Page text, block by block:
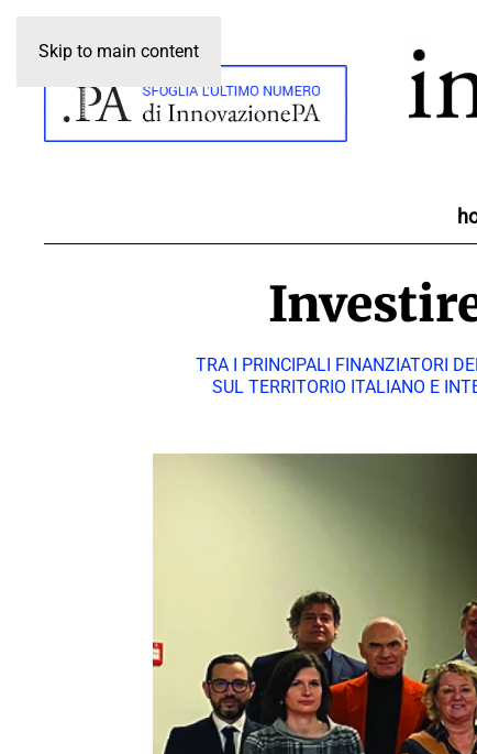
Skip to main content
TRA I PRINCIPALI FINANZIATORI
SUL TERRITORIO ITALIANO E